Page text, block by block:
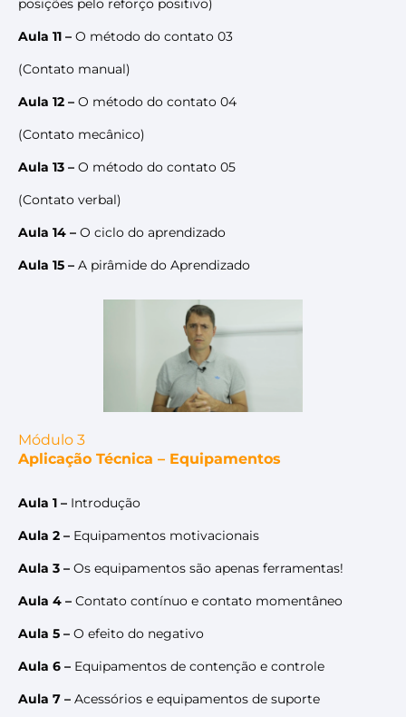
posições pelo reforço positivo)
Aula 11 – O método do contato 03
(Contato manual)
Aula 12 – O método do contato 04
(Contato mecânico)
Aula 13 – O método do contato 05
(Contato verbal)
Aula 14 – O ciclo do aprendizado
Aula 15 – A pirâmide do Aprendizado
Módulo 3
Aplicação Técnica – Equipamentos
Aula 1 – Introdução
Aula 2 – Equipamentos motivacionais
Aula 3 – Os equipamentos são apenas ferramentas!
Aula 4 – Contato contínuo e contato momentâneo
Aula 5 – O efeito do negativo
Aula 6 – Equipamentos de contenção e controle
Aula 7 – Acessórios e equipamentos de suporte